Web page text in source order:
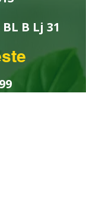
BL B Lj 31